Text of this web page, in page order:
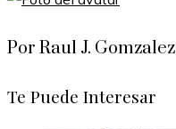
Por Raul J. Gomzalez
Te Puede Interesar